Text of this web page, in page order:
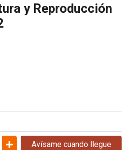
y Reproducción
Avísame cuando llegue